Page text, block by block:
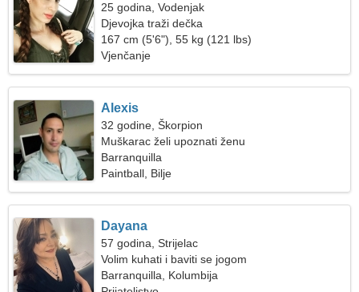
25 godina, Vodenjak
Djevojka traži dečka
167 cm (5'6"), 55 kg (121 lbs)
Vjenčanje
Alexis
32 godine, Škorpion
Muškarac želi upoznati ženu
Barranquilla
Paintball, Bilje
Dayana
57 godina, Strijelac
Volim kuhati i baviti se jogom
Barranquilla, Kolumbija